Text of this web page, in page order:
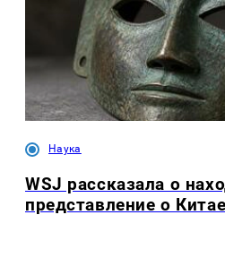
Наука
WSJ рассказала о
представление о Китае